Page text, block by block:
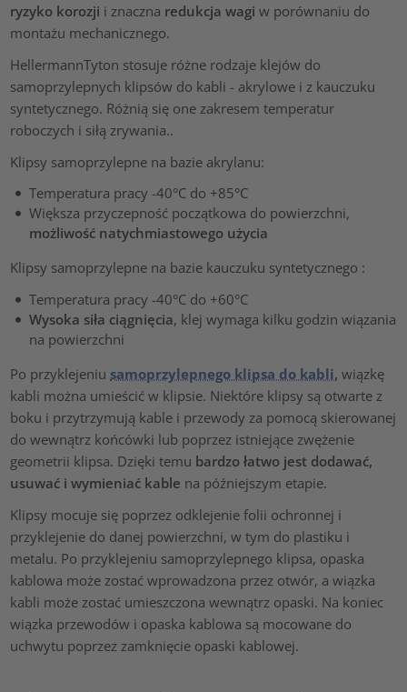
ryzyko korozji i znaczna redukcja wagi w porównaniu do
montażu mechanicznego.
HellermannTyton stosuje różne rodzaje klejów do
samoprzylepnych klipsów do kabli - akrylowe i z kauczuku
syntetycznego. Różnią się one zakresem temperatur
roboczych i siłą zrywania..
Klipsy samoprzylepne na bazie akrylanu:
Temperatura pracy -40°C do +85°C
Większa przyczepność początkowa do powierzchni,
możliwość natychmiastowego użycia
Klipsy samoprzylepne na bazie kauczuku syntetycznego :
Temperatura pracy -40°C do +60°C
Wysoka siła ciągnięcia, klej wymaga kilku godzin wiązania
na powierzchni
Po przyklejeniu samoprzylepnego klipsa do kabli, wiązkę
kabli można umieścić w klipsie. Niektóre klipsy są otwarte z
boku i przytrzymują kable i przewody za pomocą skierowanej
do wewnątrz końcówki lub poprzez istniejące zwężenie
geometrii klipsa. Dzięki temu bardzo łatwo jest dodawać,
usuwać i wymieniać kable na późniejszym etapie.
Klipsy mocuje się poprzez odklejenie folii ochronnej i
przyklejenie do danej powierzchni, w tym do plastiku i
metalu. Po przyklejeniu samoprzylepnego klipsa, opaska
kablowa może zostać wprowadzona przez otwór, a wiązka
kabli może zostać umieszczona wewnątrz opaski. Na koniec
wiązka przewodów i opaska kablowa są mocowane do
uchwytu poprzez zamknięcie opaski kablowej.